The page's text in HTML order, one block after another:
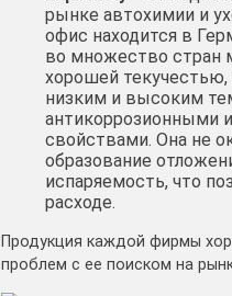
рынке автохимии и
офис находится в
во множество стран
хорошей
низким и высоким
антикоррозионными
свойствами. Она не
образование
испаряемость, что
расходе.
Продукция каждой фирмы
проблем с ее поиском на